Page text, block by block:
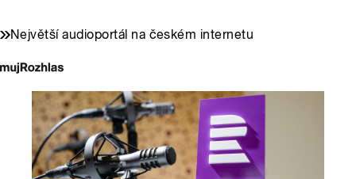
Největší audioportál na českém internetu